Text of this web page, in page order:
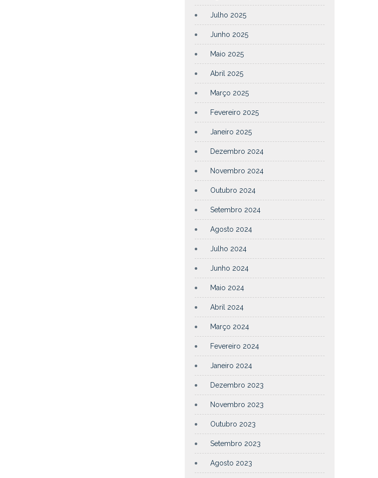
Julho 2025
Junho 2025
Maio 2025
Abril 2025
Março 2025
Fevereiro 2025
Janeiro 2025
Dezembro 2024
Novembro 2024
Outubro 2024
Setembro 2024
Agosto 2024
Julho 2024
Junho 2024
Maio 2024
Abril 2024
Março 2024
Fevereiro 2024
Janeiro 2024
Dezembro 2023
Novembro 2023
Outubro 2023
Setembro 2023
Agosto 2023